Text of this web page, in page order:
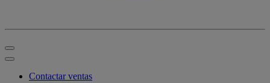
Contactar ventas